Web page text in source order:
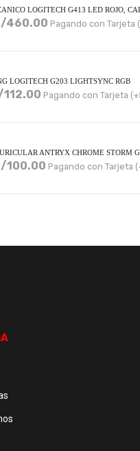
LOGITECH G413 LED ROJO,
460.00 Pagando con Tarjeta
LOGITECH G203 LIGHTSYNC RGB
112.00 Pagando con Tarjeta
ANTRYX CHROME STORM
100.00 Pagando con Tarjeta